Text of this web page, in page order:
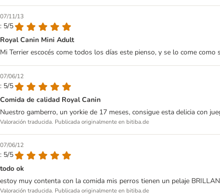
07/11/13
: 5/5
Royal Canin Mini Adult
Mi Terrier escocés come todos los días este pienso, y se lo come
07/06/12
: 5/5
Comida de calidad Royal Canin
Nuestro gamberro, un yorkie de 17 meses, consigue esta delicia con
Valoración traducida. Publicada originalmente en bitiba.de
07/06/12
: 5/5
todo ok
estoy muy contenta con la comida mis perros tienen un pelaje
Valoración traducida. Publicada originalmente en bitiba.de